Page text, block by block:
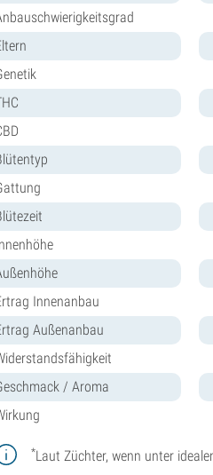
Innenanbau
Außenanbau
/ Aroma
*Laut Züchter, wenn unter